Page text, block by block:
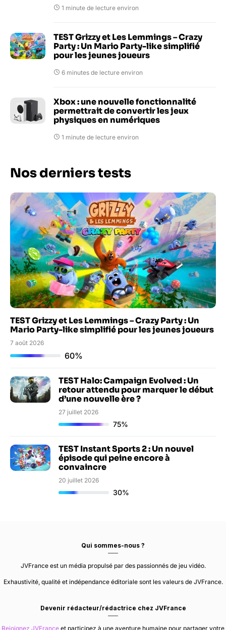
1 minute de lecture environ
TEST Grizzy et Les Lemmings – Crazy
Party : Un Mario Party-like simplifié
pour les jeunes joueurs
6 minutes de lecture environ
Xbox : une nouvelle fonctionnalité
permettrait de convertir les jeux
physiques en numériques
1 minute de lecture environ
Nos derniers tests
TEST Grizzy et Les Lemmings – Crazy Party : Un
Mario Party-like simplifié pour les jeunes joueurs
7 août 2026
60%
TEST Halo: Campaign Evolved : Un
retour attendu pour marquer le début
d’une nouvelle ère ?
27 juillet 2026
75%
TEST Instant Sports 2 : Un nouvel
épisode qui peine encore à
convaincre
20 juillet 2026
30%
Qui sommes-nous ?
JVFrance est un média propulsé par des passionnés de jeu vidéo.
Exhaustivité, qualité et indépendance éditoriale sont les valeurs de JVFrance.
Devenir rédacteur/rédactrice chez JVFrance
Rejoignez JVFrance et participez à une aventure humaine pour partager votre